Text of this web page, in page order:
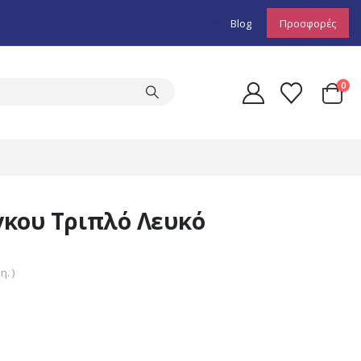
Blog Προσφορές
0
Τριπλό Λευκό
)